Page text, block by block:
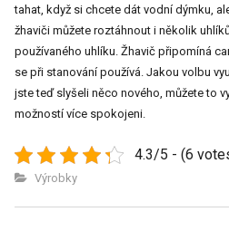
tahat, když si chcete dát vodní dýmku,
žhaviči můžete roztáhnout i několik
používaného uhlíku. Žhavič připomíná
se při stanování používá. Jakou volbu
jste teď slyšeli něco nového, můžete to
možností více spokojeni.
4.3/5 - (6
Výrobky